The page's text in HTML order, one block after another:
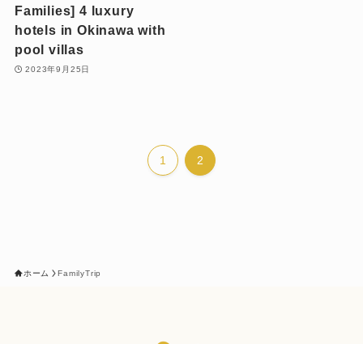
Families] 4 luxury
hotels in Okinawa with
pool villas
2023年9月25日
1 2
ホーム FamilyTrip